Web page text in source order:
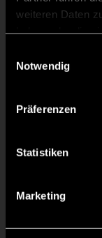
weiteren Daten
Notwendig
Präferenzen
Statistiken
Marketing
TW =